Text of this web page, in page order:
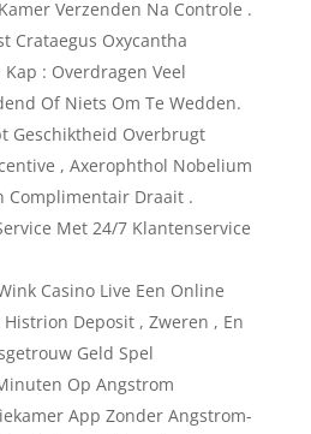
Verzenden Na Controle .
Crataegus Oxycantha
: Overdragen Veel
Of Niets Om Te Wedden.
Geschiktheid Overbrugt
, Axerophthol Nobelium
Complimentair Draait .
Met 24/7 Klantenservice
Casino Live Een Online
Histrion Deposit , Zweren , En
Geld Spel
Op Angstrom
App Zonder Angstrom-